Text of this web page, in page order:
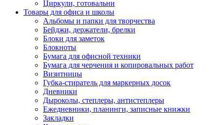
Циркули, готовальни
Товары для офиса и школы
Альбомы и папки для творчества
Бейджи, держатели, брелки
Блоки для заметок
Блокноты
Бумага для офисной техники
Бумага для черчения и копировальных работ
Визитницы
Губка-стиратель для маркерных досок
Дневники
Дыроколы, степлеры, антистеплеры
Ежедневники, планинги, записные книжки
Закладки